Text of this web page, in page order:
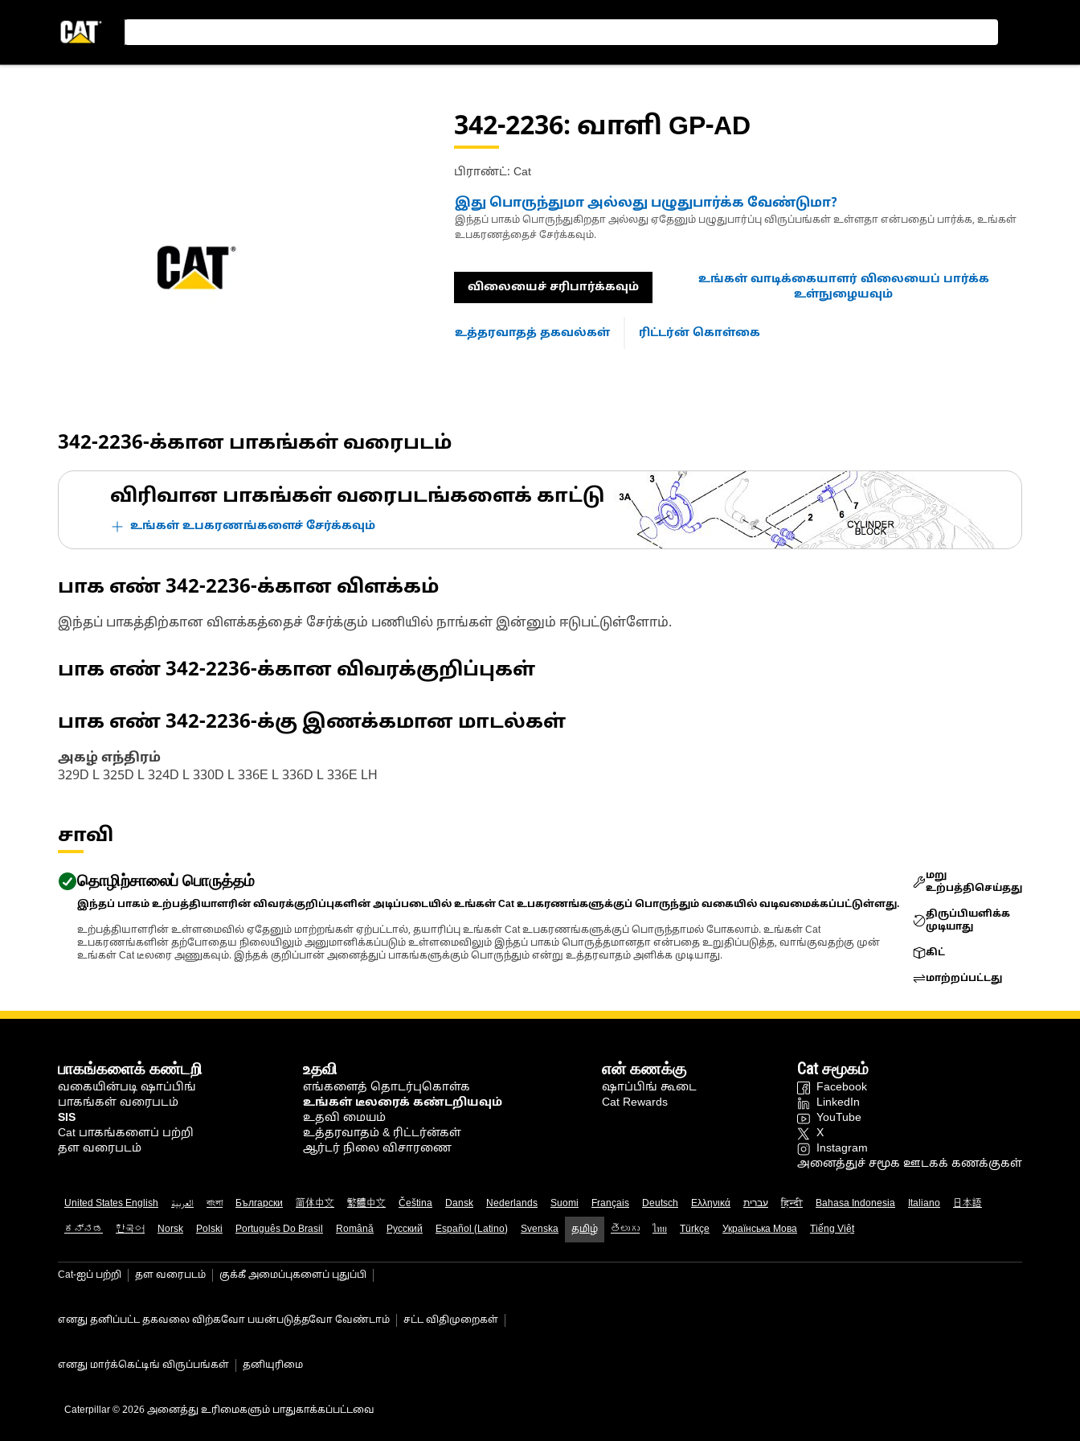
342-2236: வாளி GP-AD
பிராண்ட்: Cat
இது பொருந்துமா அல்லது பழுதுபார்க்க வேண்டுமா?
இந்தப் பாகம் பொருந்துகிறதா அல்லது ஏதேனும் பழுதுபார்ப்பு விருப்பங்கள் உள்ளதா என்பதைப் பார்க்க, உங்கள்
உபகரணத்தைச் சேர்க்கவும்.
விலையைச் சரிபார்க்கவும்
உங்கள் வாடிக்கையாளர் விலையைப் பார்க்க
உள்நுழையவும்
உத்தரவாதத் தகவல்கள் ரிட்டர்ன் கொள்கை
342-2236-க்கான பாகங்கள் வரைபடம்
விரிவான பாகங்கள் வரைபடங்களைக் காட்டு
உங்கள் உபகரணங்களைச் சேர்க்கவும்
பாக எண் 342-2236-க்கான விளக்கம்
இந்தப் பாகத்திற்கான விளக்கத்தைச் சேர்க்கும் பணியில் நாங்கள் இன்னும் ஈடுபட்டுள்ளோம்.
பாக எண் 342-2236-க்கான விவரக்குறிப்புகள்
பாக எண் 342-2236-க்கு இணக்கமான மாடல்கள்
அகழ் எந்திரம்
329D L 325D L 324D L 330D L 336E L 336D L 336E LH
சாவி
தொழிற்சாலைப் பொருத்தம்
இந்தப் பாகம் உற்பத்தியாளரின் விவரக்குறிப்புகளின் அடிப்படையில் உங்கள் Cat உபகரணங்களுக்குப் பொருந்தும் வகையில் வடிவமைக்கப்பட்டுள்ளது.
உற்பத்தியாளரின் உள்ளமைவில் ஏதேனும் மாற்றங்கள் ஏற்பட்டால், தயாரிப்பு உங்கள் Cat உபகரணங்களுக்குப் பொருந்தாமல் போகலாம். உங்கள் Cat
உபகரணங்களின் தற்போதைய நிலையிலும் அனுமானிக்கப்படும் உள்ளமைவிலும் இந்தப் பாகம் பொருத்தமானதா என்பதை உறுதிப்படுத்த, வாங்குவதற்கு முன்
உங்கள் Cat டீலரை அணுகவும். இந்தக் குறிப்பான் அனைத்துப் பாகங்களுக்கும் பொருந்தும் என்று உத்தரவாதம் அளிக்க முடியாது.
மறு
உற்பத்திசெய்தது
திருப்பியளிக்க
முடியாது
கிட்
மாற்றப்பட்டது
பாகங்களைக் கண்டறி
வகையின்படி ஷாப்பிங்
பாகங்கள் வரைபடம்
SIS
Cat பாகங்களைப் பற்றி
தள வரைபடம்
உதவி
எங்களைத் தொடர்புகொள்க
உங்கள் டீலரைக் கண்டறியவும்
உதவி மையம்
உத்தரவாதம் & ரிட்டர்ன்கள்
ஆர்டர் நிலை விசாரணை
என் கணக்கு
ஷாப்பிங் கூடை
Cat Rewards
Cat சமூகம்
Facebook
LinkedIn
YouTube
X
Instagram
அனைத்துச் சமூக ஊடகக் கணக்குகள்
United States English العربية বাংলা Български 简体中文 繁體中文 Čeština Dansk Nederlands Suomi Français Deutsch Ελληνικά עברית हिन्दी Bahasa Indonesia Italiano 日本語
ಕನ್ನಡ 한국어 Norsk Polski Português Do Brasil Română Русский Español (Latino) Svenska தமிழ் తెలుగు ไทย Türkçe Українська Мова Tiếng Việt
Cat-ஐப் பற்றி தள வரைபடம் குக்கீ அமைப்புகளைப் புதுப்பி
எனது தனிப்பட்ட தகவலை விற்கவோ பயன்படுத்தவோ வேண்டாம் சட்ட விதிமுறைகள்
எனது மார்க்கெட்டிங் விருப்பங்கள் தனியுரிமை
Caterpillar © 2026 அனைத்து உரிமைகளும் பாதுகாக்கப்பட்டவை